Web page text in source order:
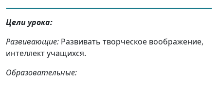
Цели урока:
Развивающие: Развивать творческое воображение,
интеллект учащихся.
Образовательные: